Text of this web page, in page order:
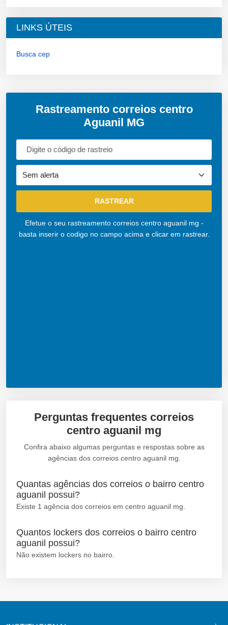
LINKS ÚTEIS
Busca cep
Rastreamento correios centro
Aguanil MG
Efetue o seu rastreamento correios centro aguanil mg -
basta inserir o codigo no campo acima e clicar em rastrear.
Perguntas frequentes correios
centro aguanil mg
Confira abaixo algumas perguntas e respostas sobre as
agências dos correios centro aguanil mg.
Quantas agências dos correios o bairro centro
aguanil possui?
Existe 1 agência dos correios em centro aguanil mg.
Quantos lockers dos correios o bairro centro
aguanil possui?
Não existem lockers no bairro.